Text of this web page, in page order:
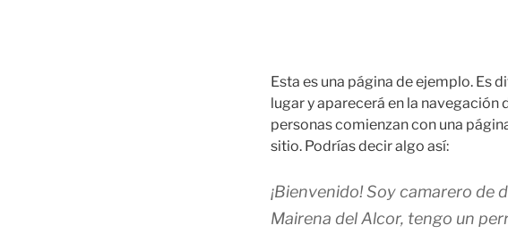
Esta es una página de ejemplo. Es
lugar y aparecerá en la navegación
personas comienzan con una
sitio. Podrías decir algo así:
¡Bienvenido! Soy camarero de
Mairena del Alcor, tengo un